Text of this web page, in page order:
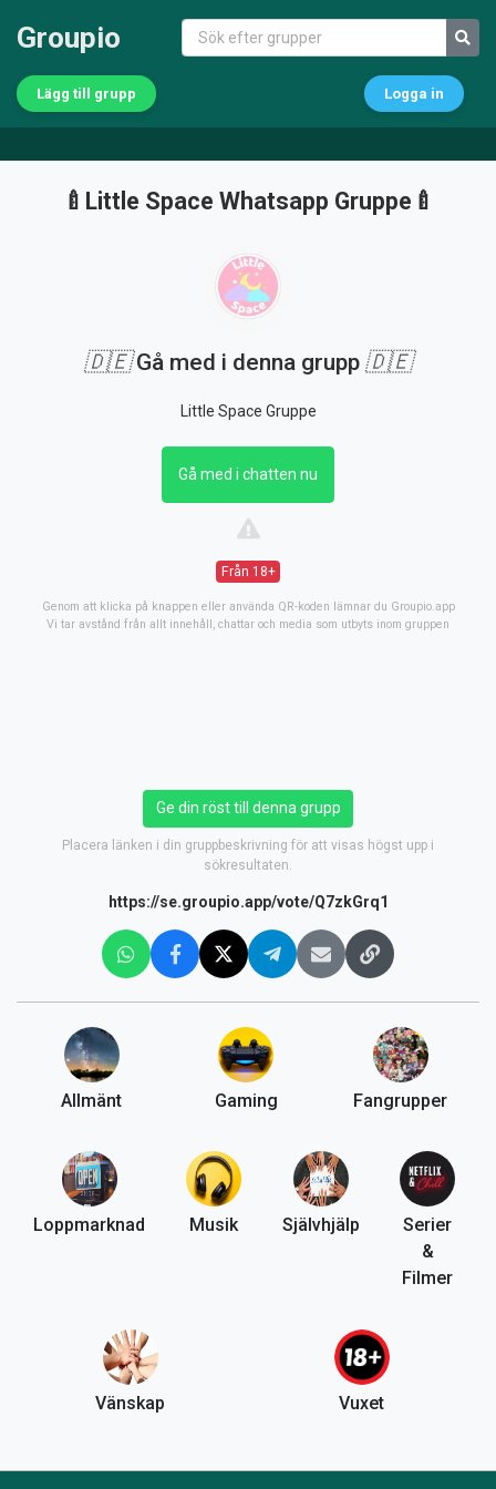
Groupio
Lägg till grupp Logga in
🍼Little Space Whatsapp Gruppe🍼
🇩🇪Gå med i denna grupp 🇩🇪
Little Space Gruppe
Gå med i chatten nu
Från 18+
Genom att klicka på knappen eller använda QR-koden lämnar du Groupio.app
Vi tar avstånd från allt innehåll, chattar och media som utbyts inom gruppen
Ge din röst till denna grupp
Placera länken i din gruppbeskrivning för att visas högst upp i
sökresultaten.
https://se.groupio.app/vote/Q7zkGrq1
Allmänt Gaming Fangrupper
Loppmarknad Musik Självhjälp
Serier
&
Filmer
Vänskap Vuxet